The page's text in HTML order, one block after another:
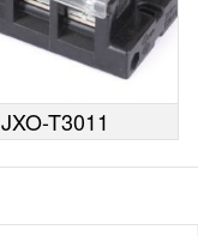
JXO-T3011